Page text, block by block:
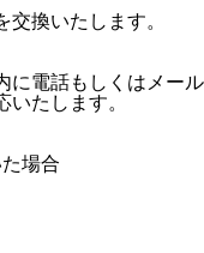
換いたします。
に電話もしくはメール
たします。
場合